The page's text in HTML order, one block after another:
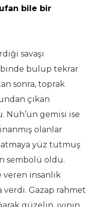
bile bir
savaşı
bulup tekrar
sonra, toprak
çıkan
Nuh’un gemisi ise
olanlar
yüz tutmuş
sembolü oldu.
veren insanlık
verdi. Gazap rahmet